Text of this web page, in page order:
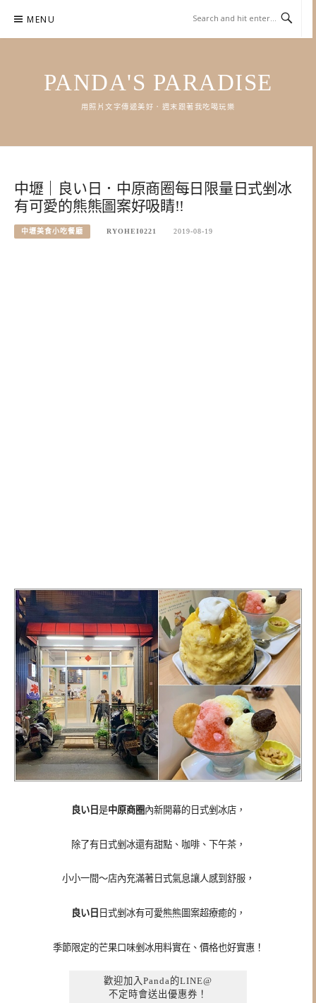
content
MENU
PANDA'S PARADISE
用照片文字傳遞美好．週末跟著我吃喝玩樂
中壢｜良い日．中原商圈每日限量日式剉冰
有可愛的熊熊圖案好吸睛!!
中壢美食小吃餐廳 RYOHEI0221 2019-08-19
良い日 是中原商圈內新開幕的日式剉冰店，
除了有日式剉冰還有甜點、咖啡、下午茶，
小小一間～店內充滿著日式氣息讓人感到舒服，
良い日 日式剉冰有可愛熊熊圖案超療癒的，
季節限定的芒果口味剉冰用料實在、價格也好實惠！
歡迎加入Panda的LINE@
不定時會送出優惠券！